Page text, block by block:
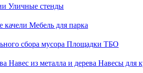
Уличные стенды
качели Мебель для парка
сбора мусора Площадки ТБО
Навес из металла и дерева Навесы для